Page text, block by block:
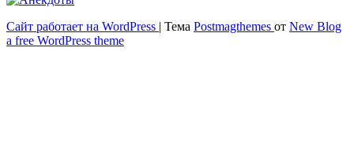
Весёлый и здоровый образ жизни
Сайт работает на WordPress | Тема Postmagthemes от New Blog
a free WordPress theme